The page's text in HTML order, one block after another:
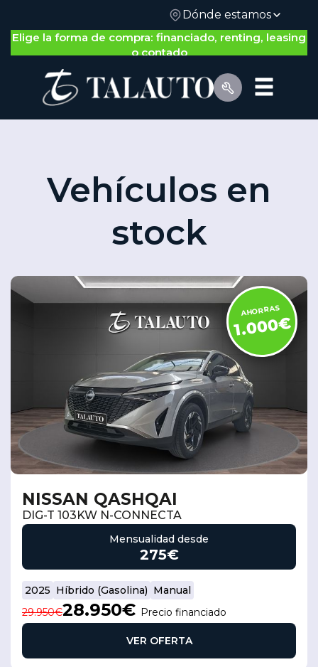
Dónde estamos
Elige la forma de compra: financiado, renting, leasing
o contado
Por Tipo de Vehículo
Vehículos
nuevos
Seminuevos
y
Ocasión
Taller
Vehículos en
stock
AHORRAS
1.000€
NISSAN QASHQAI
DIG-T 103KW N-CONNECTA
Mensualidad desde
275€
2025 Híbrido (Gasolina) Manual
29.950€28.950€ Precio financiado
VER OFERTA